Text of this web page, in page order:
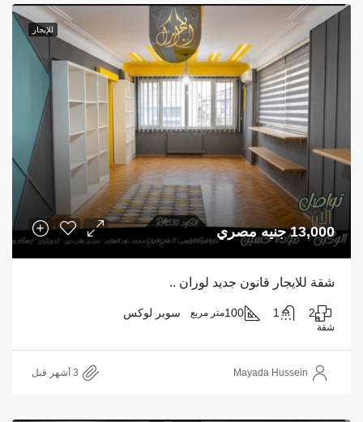
للإيجار
13,000 جنيه مصري
شقة للايجار قانون جديد لوران ..
2
1
100متر مربع سوبر لوكس
شقة
Mayada Hussein